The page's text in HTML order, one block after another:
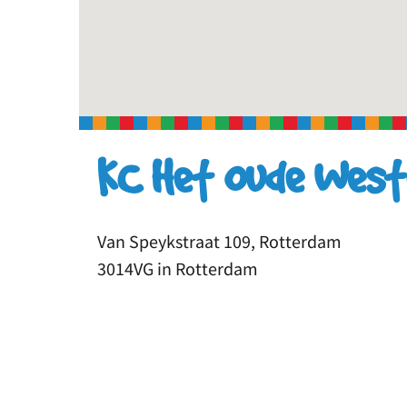
KC Het Oude
Van Speykstraat 109, Rotterdam
3014VG in Rotterdam